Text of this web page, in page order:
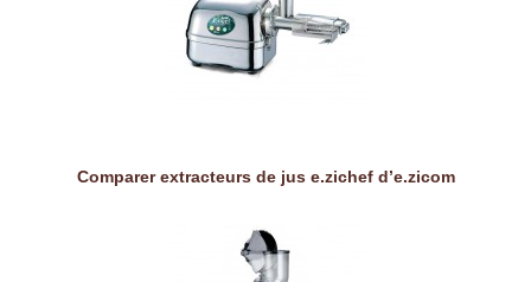
Comparer extracteurs de jus e.zichef d’e.zicom